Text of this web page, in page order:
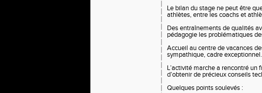
Le bilan du stage ne peut être
athlètes, entre les coachs et
Des entraînements de qualités
pédagogie les problématiques
Accueil au centre de vacances
sympathique, cadre exceptionnel.
L’activité marche a rencontré
d’obtenir de précieux conseils
Quelques points soulevés :